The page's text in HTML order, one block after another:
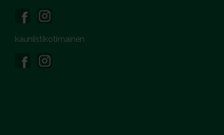
kauniistikotimainen